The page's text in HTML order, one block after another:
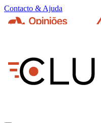
Contacto & Ajuda